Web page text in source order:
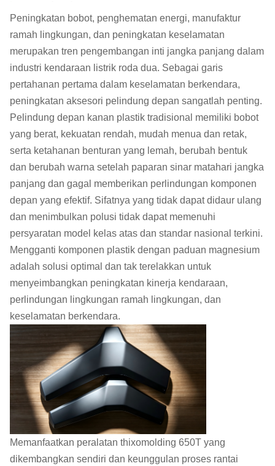
Peningkatan bobot, penghematan energi, manufaktur
ramah lingkungan, dan peningkatan keselamatan
merupakan tren pengembangan inti jangka panjang dalam
industri kendaraan listrik roda dua. Sebagai garis
pertahanan pertama dalam keselamatan berkendara,
peningkatan aksesori pelindung depan sangatlah penting.
Pelindung depan kanan plastik tradisional memiliki bobot
yang berat, kekuatan rendah, mudah menua dan retak,
serta ketahanan benturan yang lemah, berubah bentuk
dan berubah warna setelah paparan sinar matahari jangka
panjang dan gagal memberikan perlindungan komponen
depan yang efektif. Sifatnya yang tidak dapat didaur ulang
dan menimbulkan polusi tidak dapat memenuhi
persyaratan model kelas atas dan standar nasional terkini.
Mengganti komponen plastik dengan paduan magnesium
adalah solusi optimal dan tak terelakkan untuk
menyeimbangkan peningkatan kinerja kendaraan,
perlindungan lingkungan ramah lingkungan, dan
keselamatan berkendara.
Memanfaatkan peralatan thixomolding 650T yang
dikembangkan sendiri dan keunggulan proses rantai